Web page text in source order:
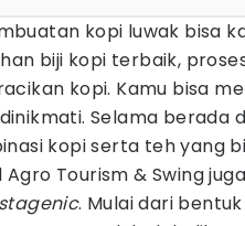
kopi luwak bisa
biji kopi terbaik,
kopi. Kamu bisa
Selama berada
kopi serta teh yang
Agro Tourism & Swing
. Mulai dari